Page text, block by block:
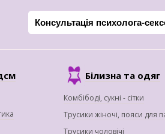
Консультація психолога-
Білизна та одяг
Комбібоді, сукні - сітки
Трусики жіночі, пояси для
Трусики чоловічі